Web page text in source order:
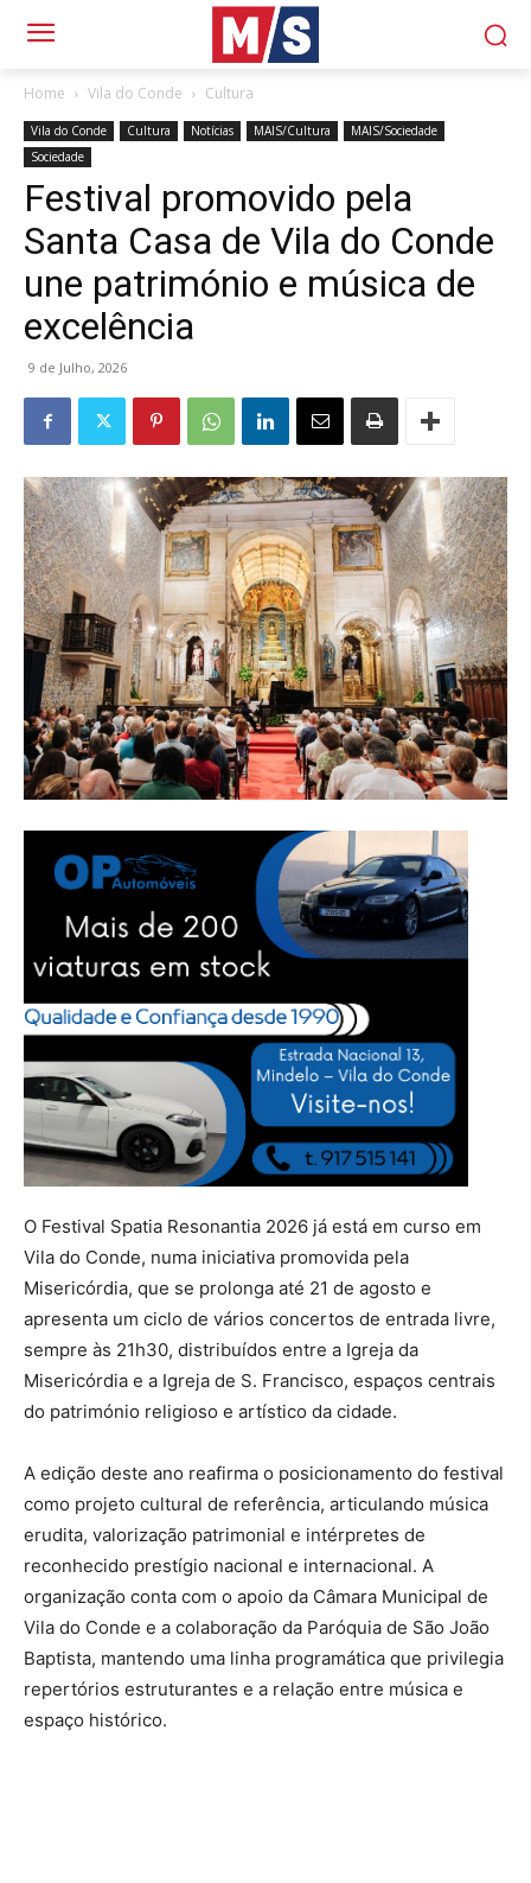
Home Vila do Conde Cultura
Vila do Conde Cultura Notícias MAIS/Cultura
MAIS/Sociedade
Sociedade
Festival promovido pela
Santa Casa de Vila do Conde
une património e música de
excelência
9 de Julho, 2026
O Festival Spatia Resonantia 2026 já está em curso em
Vila do Conde, numa iniciativa promovida pela
Misericórdia, que se prolonga até 21 de agosto e
apresenta um ciclo de vários concertos de entrada livre,
sempre às 21h30, distribuídos entre a Igreja da
Misericórdia e a Igreja de S. Francisco, espaços centrais
do património religioso e artístico da cidade.
A edição deste ano reafirma o posicionamento do festival
como projeto cultural de referência, articulando música
erudita, valorização patrimonial e intérpretes de
reconhecido prestígio nacional e internacional. A
organização conta com o apoio da Câmara Municipal de
Vila do Conde e a colaboração da Paróquia de São João
Baptista, mantendo uma linha programática que privilegia
repertórios estruturantes e a relação entre música e
espaço histórico.